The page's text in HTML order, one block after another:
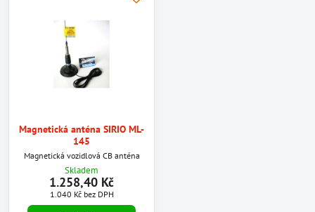
Magnetická anténa SIRIO ML-
145
Magnetická vozidlová CB anténa
Skladem
1.258,40 Kč
1.040 Kč bez DPH